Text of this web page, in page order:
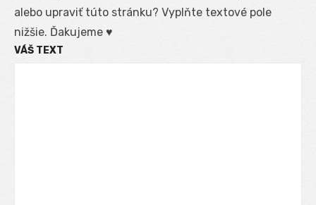
alebo upraviť túto stránku? Vyplňte textové pole
nižšie. Ďakujeme ♥
VÁŠ TEXT